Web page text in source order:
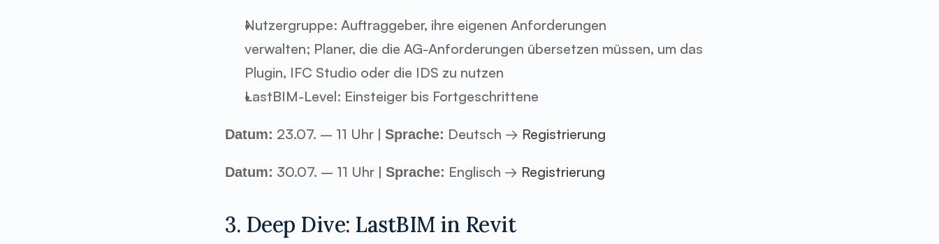
Nutzergruppe: Auftraggeber, ihre eigenen Anforderungen
verwalten; Planer, die die AG-Anforderungen übersetzen müssen, um das
Plugin, IFC Studio oder die IDS zu nutzen
LastBIM-Level: Einsteiger bis Fortgeschrittene
Datum: 23.07. – 11 Uhr | Sprache: Deutsch → Registrierung
Datum: 30.07. – 11 Uhr | Sprache: Englisch → Registrierung
3. Deep Dive: LastBIM in Revit